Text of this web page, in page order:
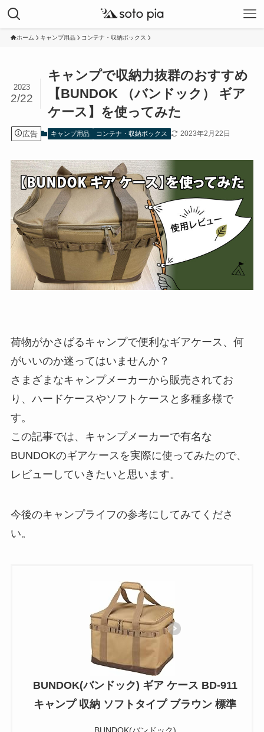
ホーム キャンプ用品 コンテナ・収納ボックス
キャンプで収納力抜群のおすすめ
【BUNDOK （バンドック） ギア
ケース】を使ってみた
2023
2/22
広告 キャンプ用品 コンテナ・収納ボックス 2023年2月22日
荷物がかさばるキャンプで便利なギアケース、何
がいいのか迷ってはいませんか？
さまざまなキャンプメーカーから販売されてお
り、ハードケースやソフトケースと多種多様で
す。
この記事では、キャンプメーカーで有名な
BUNDOKのギアケースを実際に使ってみたので、
レビューしていきたいと思います。
今後のキャンプライフの参考にしてみてくださ
い。
BUNDOK(バンドック) ギア ケース BD-911
キャンプ 収納 ソフトタイプ ブラウン 標準
BUNDOK(バンドック)